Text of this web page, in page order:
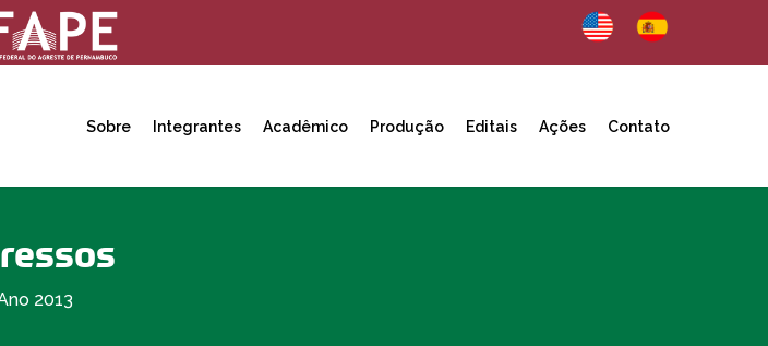
Sobre Integrantes Acadêmico Produção Editais Ações Contato
2013